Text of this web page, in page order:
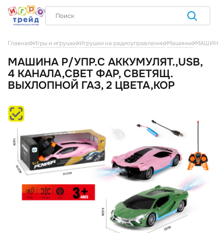
Главная Игры и игрушки Игрушки на радиоуправлении Машинки
МАШИНА Р/УПР.С АККУМУЛЯТ.,USB,
4 КАНАЛА,СВЕТ ФАР, СВЕТЯЩ.
ВЫХЛОПНОЙ ГАЗ, 2 ЦВЕТА,КОР